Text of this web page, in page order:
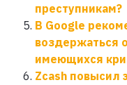
преступникам?
В Google
воздержаться
имеющихся
Zcash повысил